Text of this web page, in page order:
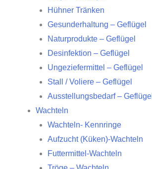
Hühner Tränken
Gesunderhaltung – Geflügel
Naturprodukte – Geflügel
Desinfektion – Geflügel
Ungeziefermittel – Geflügel
Stall / Voliere – Geflügel
Ausstellungsbedarf – Geflügel
Wachteln
Wachteln- Kennringe
Aufzucht (Küken)-Wachteln
Futtermittel-Wachteln